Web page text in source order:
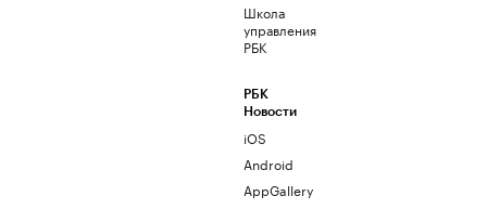
Школа
управления
РБК
РБК
Новости
iOS
Android
AppGallery